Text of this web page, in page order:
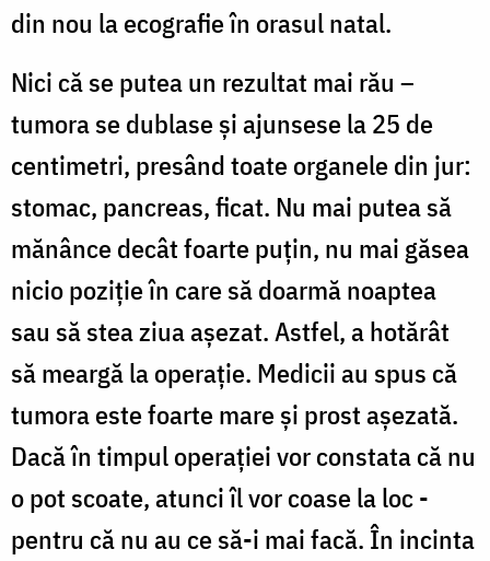
din nou la ecografie în orasul natal.
Nici că se putea un rezultat mai rău –
tumora se dublase și ajunsese la 25 de
centimetri, presând toate organele din jur:
stomac, pancreas, ficat. Nu mai putea să
mănânce decât foarte puțin, nu mai găsea
nicio poziție în care să doarmă noaptea
sau să stea ziua așezat. Astfel, a hotărât
să meargă la operație. Medicii au spus că
tumora este foarte mare și prost așezată.
Dacă în timpul operației vor constata că nu
o pot scoate, atunci îl vor coase la loc -
pentru că nu au ce să-i mai facă. În incinta